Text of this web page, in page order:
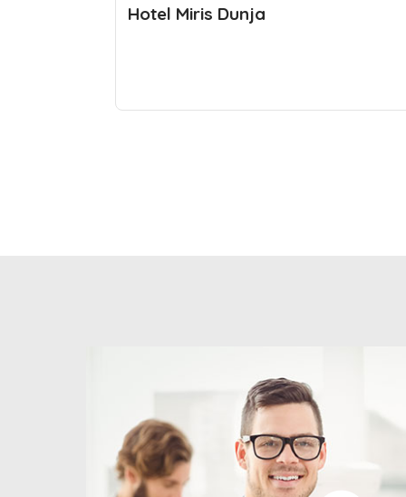
Hotel Miris Dunja